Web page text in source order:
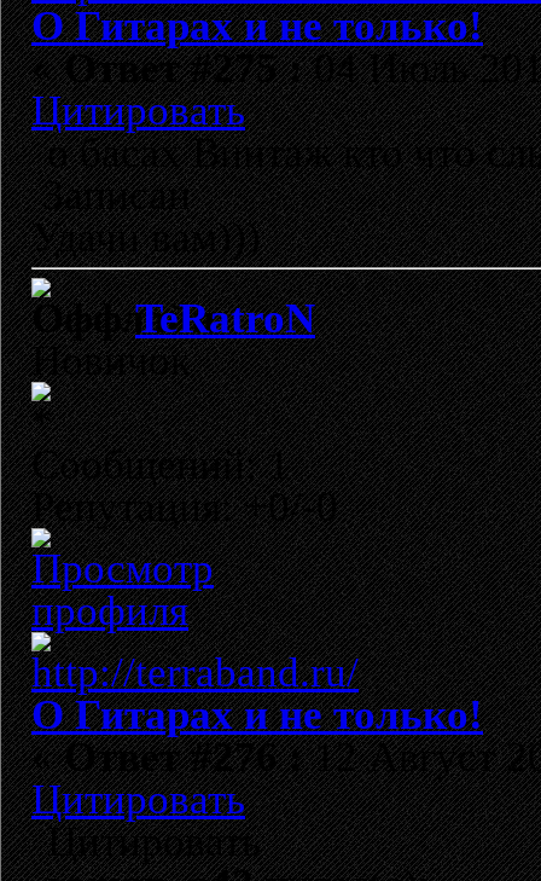
О Гитарах и не только!
«Ответ #275 :04 Июль
Цитировать
о басах Винтаж кто что
Записан
Удачи вам)))
TeRatroN
Новичок
Сообщений: 1
Репутация: +0/-0
О Гитарах и не только!
«Ответ #276 :12 Август
Цитировать
Цитировать